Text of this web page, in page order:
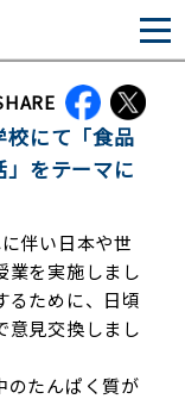
校にて「食品
をテーマに
伴い日本や世
業を実施しまし
るために、日頃
意見交換しまし
のたんぱく質が